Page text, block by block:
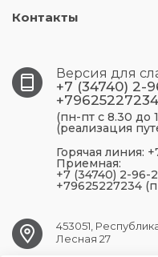
Контакты
Версия для
+7 (34740) 2-
+79625227234
(пн-пт с 8.30 до
(реализация
Горячая линия:
Приемная:
+7 (34740) 2-96-
+79625227234
453051,
Лесная 27